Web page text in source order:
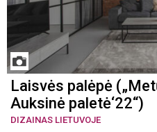
Laisvės palėpė
Auksinė paletė‘22“)
DIZAINAS LIETUVOJE